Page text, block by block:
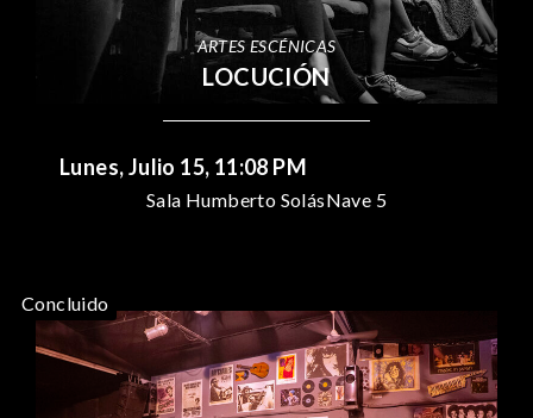
ARTES ESCÉNICAS
LOCUCIÓN
Lunes, Julio 15, 11:08 PM
Sala Humberto SolásNave 5
Concluido